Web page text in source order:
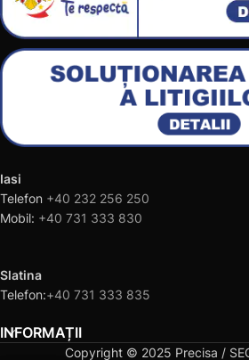
Iasi
Telefon +40 232 256 250
Mobil: +40 731 333 830
Slatina
Telefon:+40 731 333 835
INFORMAȚII
Copyright © 2025 Precisa /